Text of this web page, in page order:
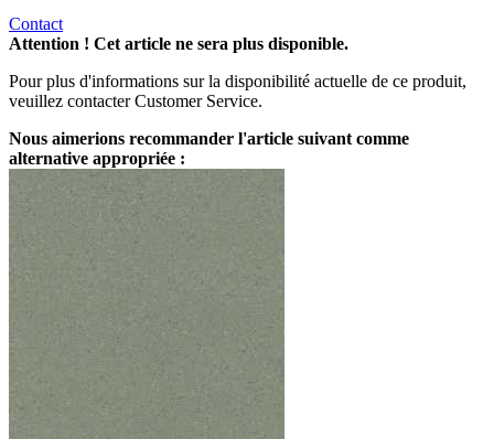
Contact
Attention ! Cet article ne sera plus disponible.
Pour plus d'informations sur la disponibilité actuelle de ce produit,
veuillez contacter Customer Service.
Nous aimerions recommander l'article suivant comme
alternative appropriée :